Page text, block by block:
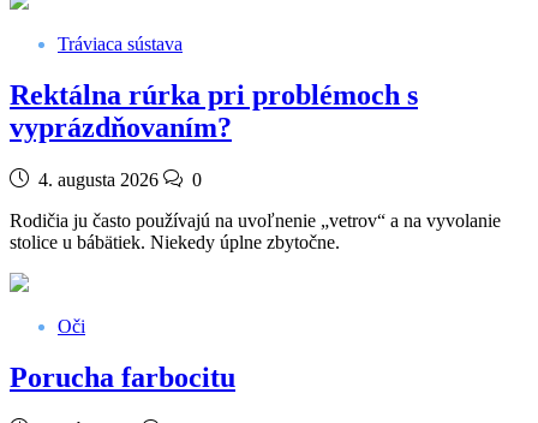
Tráviaca sústava
Rektálna rúrka pri problémoch s
vyprázdňovaním?
4. augusta 2026
0
Rodičia ju často používajú na uvoľnenie „vetrov“ a na vyvolanie
stolice u bábätiek. Niekedy úplne zbytočne.
Oči
Porucha farbocitu